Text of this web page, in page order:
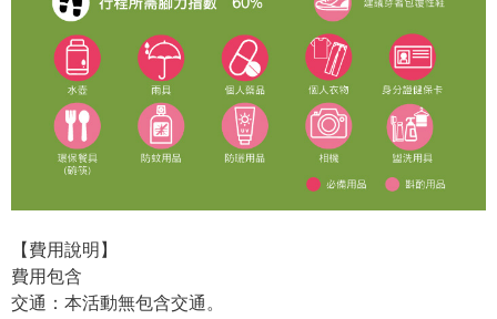
【費用說明】
費用包含
交通：本活動無包含交通。